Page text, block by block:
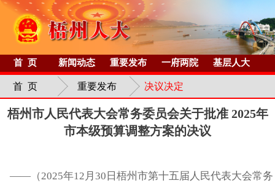
首 页 新闻动态 重要发布 一府两院 基层人大
首 页 重要发布 决议决定
梧州市人民代表大会常务委员会关于批准 2025年
市本级预算调整方案的决议
——（2025年12月30日梧州市第十五届人民代表大会常务